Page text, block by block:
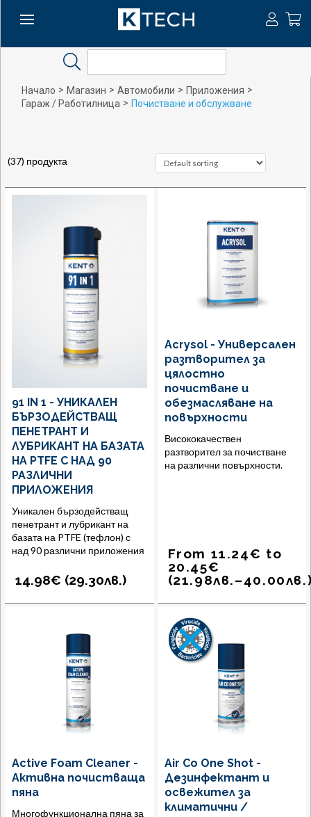
Начало > Магазин > Автомобили > Приложения >
Гараж / Работилница > Почистване и обслужване
(37) продукта
91 IN 1 - УНИКАЛЕН
БЪРЗОДЕЙСТВАЩ
ПЕНЕТРАНТ И
ЛУБРИКАНТ НА БАЗАТА
НА PTFE С НАД 90
РАЗЛИЧНИ
ПРИЛОЖЕНИЯ
Уникален бързодействащ
пенетрант и лубрикант на
базата на PTFE (тефлон) с
над 90 различни приложения
14.98€ (29.30лв.)
Acrysol - Универсален
разтворител за
цялостно
почистване и
обезмасляване на
повърхности
Висококачествен
разтворител за почистване
на различни повърхности.
From 11.24€ to
20.45€
(21.98лв.–40.00лв.
Active Foam Cleaner -
Активна почистваща
пяна
Многофункционална пяна за
Air Co One Shot -
Дезинфектант и
освежител за
климатични /